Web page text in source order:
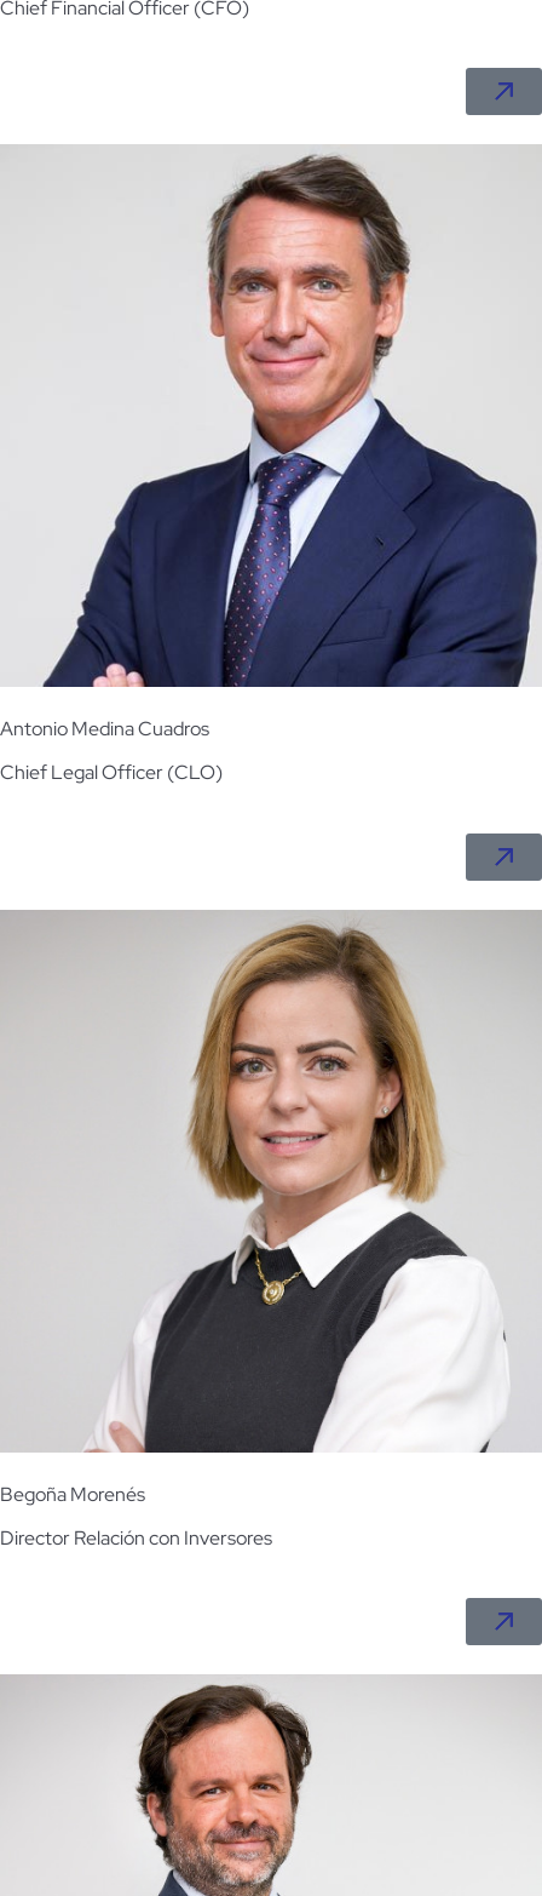
Chief Financial Officer (CFO)
Antonio Medina Cuadros
Chief Legal Officer (CLO)
Begoña Morenés
DirectorRelación con Inversores